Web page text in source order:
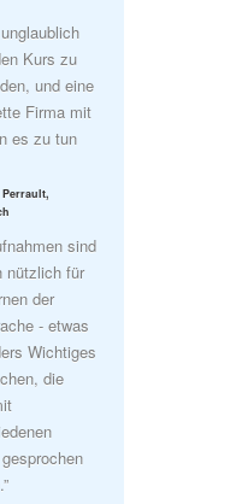
Kurs zu
und eine
Firma mit
es zu tun
sind
nützlich für
der
- etwas
Wichtiges
die